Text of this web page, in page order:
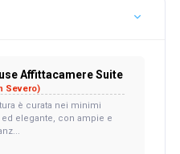
Affittacamere Suite
Severo)
è curata nei minimi
ed elegante, con ampie e